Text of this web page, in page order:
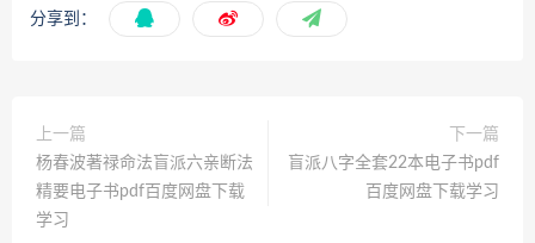
分享到：
上一篇
杨春波著禄命法盲派六亲断法
精要电子书pdf百度网盘下载
学习
下一篇
盲派八字全套22本电子书pdf
百度网盘下载学习